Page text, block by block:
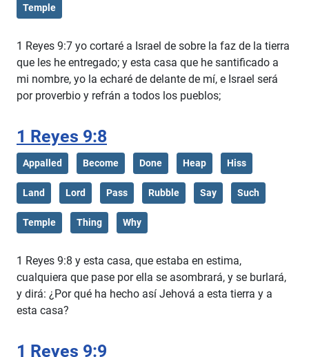
Temple
1 Reyes 9:7 yo cortaré a Israel de sobre la faz de la tierra
que les he entregado; y esta casa que he santificado a
mi nombre, yo la echaré de delante de mí, e Israel será
por proverbio y refrán a todos los pueblos;
1 Reyes 9:8
Appalled Become Done Heap Hiss
Land Lord Pass Rubble Say Such
Temple Thing Why
1 Reyes 9:8 y esta casa, que estaba en estima,
cualquiera que pase por ella se asombrará, y se burlará,
y dirá: ¿Por qué ha hecho así Jehová a esta tierra y a
esta casa?
1 Reyes 9:9